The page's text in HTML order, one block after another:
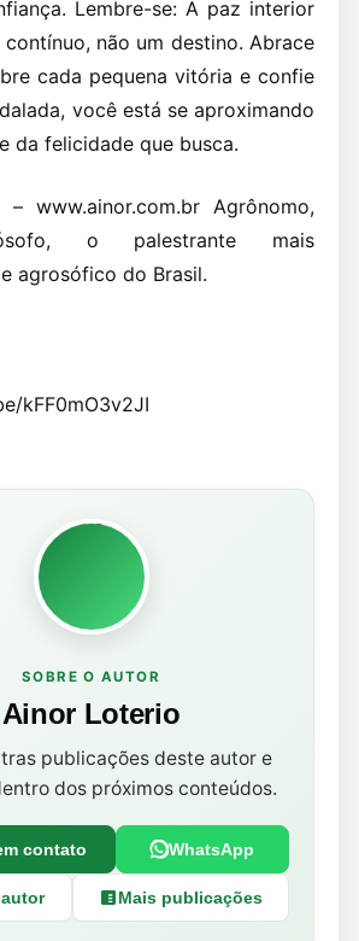
Lembre-se: A paz interior
não um destino. Abrace
cada pequena vitória e confie
você está se aproximando
da felicidade que busca.
www.ainor.com.br Agrônomo,
o palestrante mais
agrosófico do Brasil.
kFF0mO3v2JI
SOBRE O AUTOR
Ainor Loterio
publicações deste autor e
dos próximos conteúdos.
contato WhatsApp
Mais publicações